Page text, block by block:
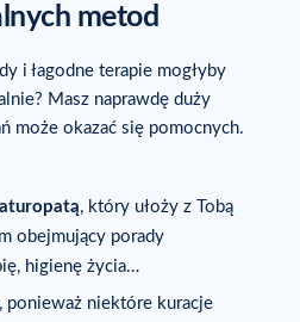
metod
i łagodne terapie mogłyby
Masz naprawdę duży
może okazać się pomocnych.
, który ułoży z Tobą
obejmujący porady
higienę życia…
, ponieważ niektóre kuracje